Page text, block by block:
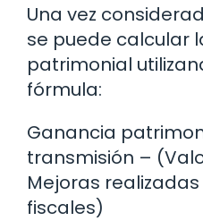
Una vez
se puede calcular
patrimonial
fórmula:
Ganancia
transmisión –
Mejoras
fiscales)